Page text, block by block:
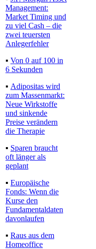
Management:
Market Timing und
zu viel Cash – die
zwei teuersten
Anlegerfehler
▪ Von 0 auf 100 in
6 Sekunden
▪ Adipositas wird
zum Massenmarkt:
Neue Wirkstoffe
und sinkende
Preise verändern
die Therapie
▪ Sparen braucht
oft länger als
geplant
▪ Europäische
Fonds: Wenn die
Kurse den
Fundamentaldaten
davonlaufen
▪ Raus aus dem
Homeoffice